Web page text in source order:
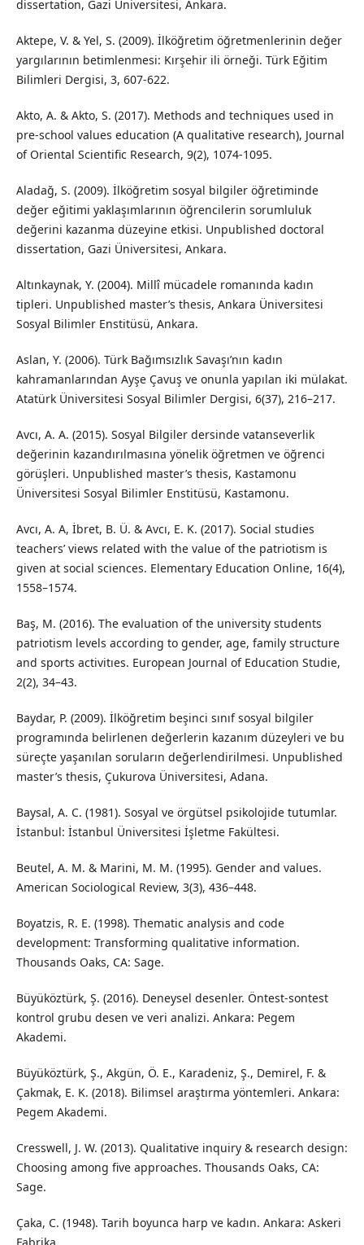
dissertation, Gazi Üniversitesi, Ankara.
Aktepe, V. & Yel, S. (2009). İlköğretim öğretmenlerinin değer
yargılarının betimlenmesi: Kırşehir ili örneği. Türk Eğitim
Bilimleri Dergisi, 3, 607-622.
Akto, A. & Akto, S. (2017). Methods and techniques used in
pre-school values education (A qualitative research), Journal
of Oriental Scientific Research, 9(2), 1074-1095.
Aladağ, S. (2009). İlköğretim sosyal bilgiler öğretiminde
değer eğitimi yaklaşımlarının öğrencilerin sorumluluk
değerini kazanma düzeyine etkisi. Unpublished doctoral
dissertation, Gazi Üniversitesi, Ankara.
Altınkaynak, Y. (2004). Millî mücadele romanında kadın
tipleri. Unpublished master’s thesis, Ankara Üniversitesi
Sosyal Bilimler Enstitüsü, Ankara.
Aslan, Y. (2006). Türk Bağımsızlık Savaşı’nın kadın
kahramanlarından Ayşe Çavuş ve onunla yapılan iki mülakat.
Atatürk Üniversitesi Sosyal Bilimler Dergisi, 6(37), 216–217.
Avcı, A. A. (2015). Sosyal Bilgiler dersinde vatanseverlik
değerinin kazandırılmasına yönelik öğretmen ve öğrenci
görüşleri. Unpublished master’s thesis, Kastamonu
Üniversitesi Sosyal Bilimler Enstitüsü, Kastamonu.
Avcı, A. A, İbret, B. Ü. & Avcı, E. K. (2017). Social studies
teachers’ views related with the value of the patriotism is
given at social sciences. Elementary Education Online, 16(4),
1558–1574.
Baş, M. (2016). The evaluation of the university students
patriotism levels according to gender, age, family structure
and sports activitıes. European Journal of Education Studie,
2(2), 34–43.
Baydar, P. (2009). İlköğretim beşinci sınıf sosyal bilgiler
programında belirlenen değerlerin kazanım düzeyleri ve bu
süreçte yaşanılan soruların değerlendirilmesi. Unpublished
master’s thesis, Çukurova Üniversitesi, Adana.
Baysal, A. C. (1981). Sosyal ve örgütsel psikolojide tutumlar.
İstanbul: İstanbul Üniversitesi İşletme Fakültesi.
Beutel, A. M. & Marini, M. M. (1995). Gender and values.
American Sociological Review, 3(3), 436–448.
Boyatzis, R. E. (1998). Thematic analysis and code
development: Transforming qualitative information.
Thousands Oaks, CA: Sage.
Büyüköztürk, Ş. (2016). Deneysel desenler. Öntest-sontest
kontrol grubu desen ve veri analizi. Ankara: Pegem
Akademi.
Büyüköztürk, Ş., Akgün, Ö. E., Karadeniz, Ş., Demirel, F. &
Çakmak, E. K. (2018). Bilimsel araştırma yöntemleri. Ankara:
Pegem Akademi.
Cresswell, J. W. (2013). Qualitative inquiry & research design:
Choosing among five approaches. Thousands Oaks, CA:
Sage.
Çaka, C. (1948). Tarih boyunca harp ve kadın. Ankara: Askeri